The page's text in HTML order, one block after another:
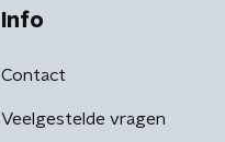
Info
Contact
Veelgestelde vragen